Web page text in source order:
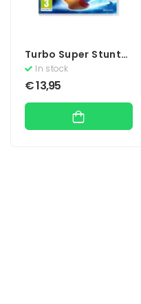
Turbo Super Stunt
Squad
In stock
€13,95